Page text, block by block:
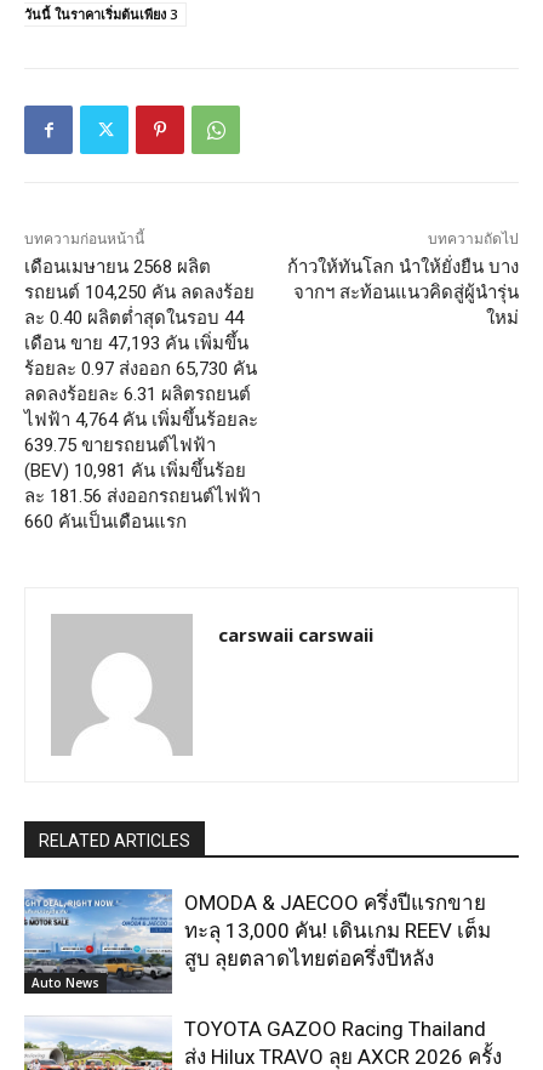
วันนี้ ในราคาเริ่มต้นเพียง 3
บทความก่อนหน้านี้
เดือนเมษายน 2568 ผลิต
รถยนต์ 104,250 คัน ลดลงร้อย
ละ 0.40 ผลิตต่ำสุดในรอบ 44
เดือน ขาย 47,193 คัน เพิ่มขึ้น
ร้อยละ 0.97 ส่งออก 65,730 คัน
ลดลงร้อยละ 6.31 ผลิตรถยนต์
ไฟฟ้า 4,764 คัน เพิ่มขึ้นร้อยละ
639.75 ขายรถยนต์ไฟฟ้า
(BEV) 10,981 คัน เพิ่มขึ้นร้อย
ละ 181.56 ส่งออกรถยนต์ไฟฟ้า
660 คันเป็นเดือนแรก
บทความถัดไป
ก้าวให้ทันโลก นำให้ยั่งยืน บาง
จากฯ สะท้อนแนวคิดสู่ผู้นำรุ่น
ใหม่
carswaii carswaii
RELATED ARTICLES
Auto News
OMODA & JAECOO ครึ่งปีแรกขาย
ทะลุ 13,000 คัน! เดินเกม REEV เต็ม
สูบ ลุยตลาดไทยต่อครึ่งปีหลัง
TOYOTA GAZOO Racing Thailand
ส่ง Hilux TRAVO ลุย AXCR 2026 ครั้ง